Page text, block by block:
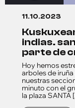
11.10.2023
kuskuxeando-69. castaño de
indias.
parte de
Hoy hemos
arboles de iruña
nuestras
minuto con el
la plaza SANTA